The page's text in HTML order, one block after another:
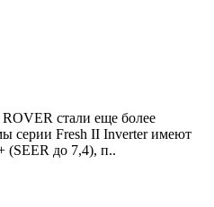
стали еще более
серии Fresh II Inverter имеют
(SEER до 7,4), п..